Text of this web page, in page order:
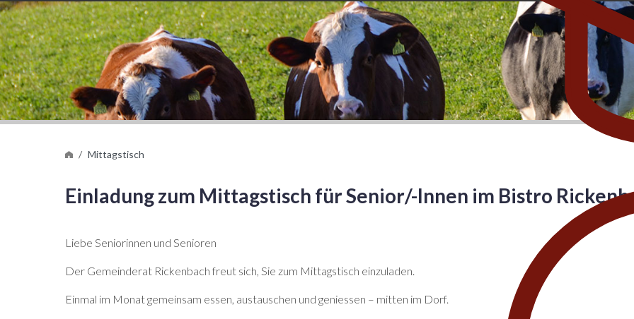
Mittagstisch
Einladung zum Mittagstisch für Senior/-Innen im Bistro
Liebe Seniorinnen und Senioren
Der Gemeinderat Rickenbach freut sich, Sie zum Mittagstisch einzuladen.
Einmal im Monat gemeinsam essen, austauschen und geniessen – mitten im Dorf.